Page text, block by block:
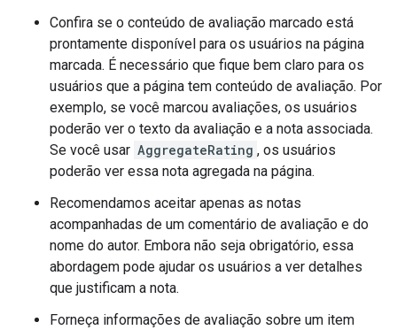
Confira se o conteúdo de avaliação marcado está
prontamente disponível para os usuários na página
marcada. É necessário que fique bem claro para os
usuários que a página tem conteúdo de avaliação. Por
exemplo, se você marcou avaliações, os usuários
poderão ver o texto da avaliação e a nota associada.
Se você usar AggregateRating , os usuários
poderão ver essa nota agregada na página.
Recomendamos aceitar apenas as notas
acompanhadas de um comentário de avaliação e do
nome do autor. Embora não seja obrigatório, essa
abordagem pode ajudar os usuários a ver detalhes
que justificam a nota.
Forneça informações de avaliação sobre um item